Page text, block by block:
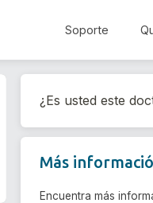
Soporte
¿Es usted este
Más
Encuentra más